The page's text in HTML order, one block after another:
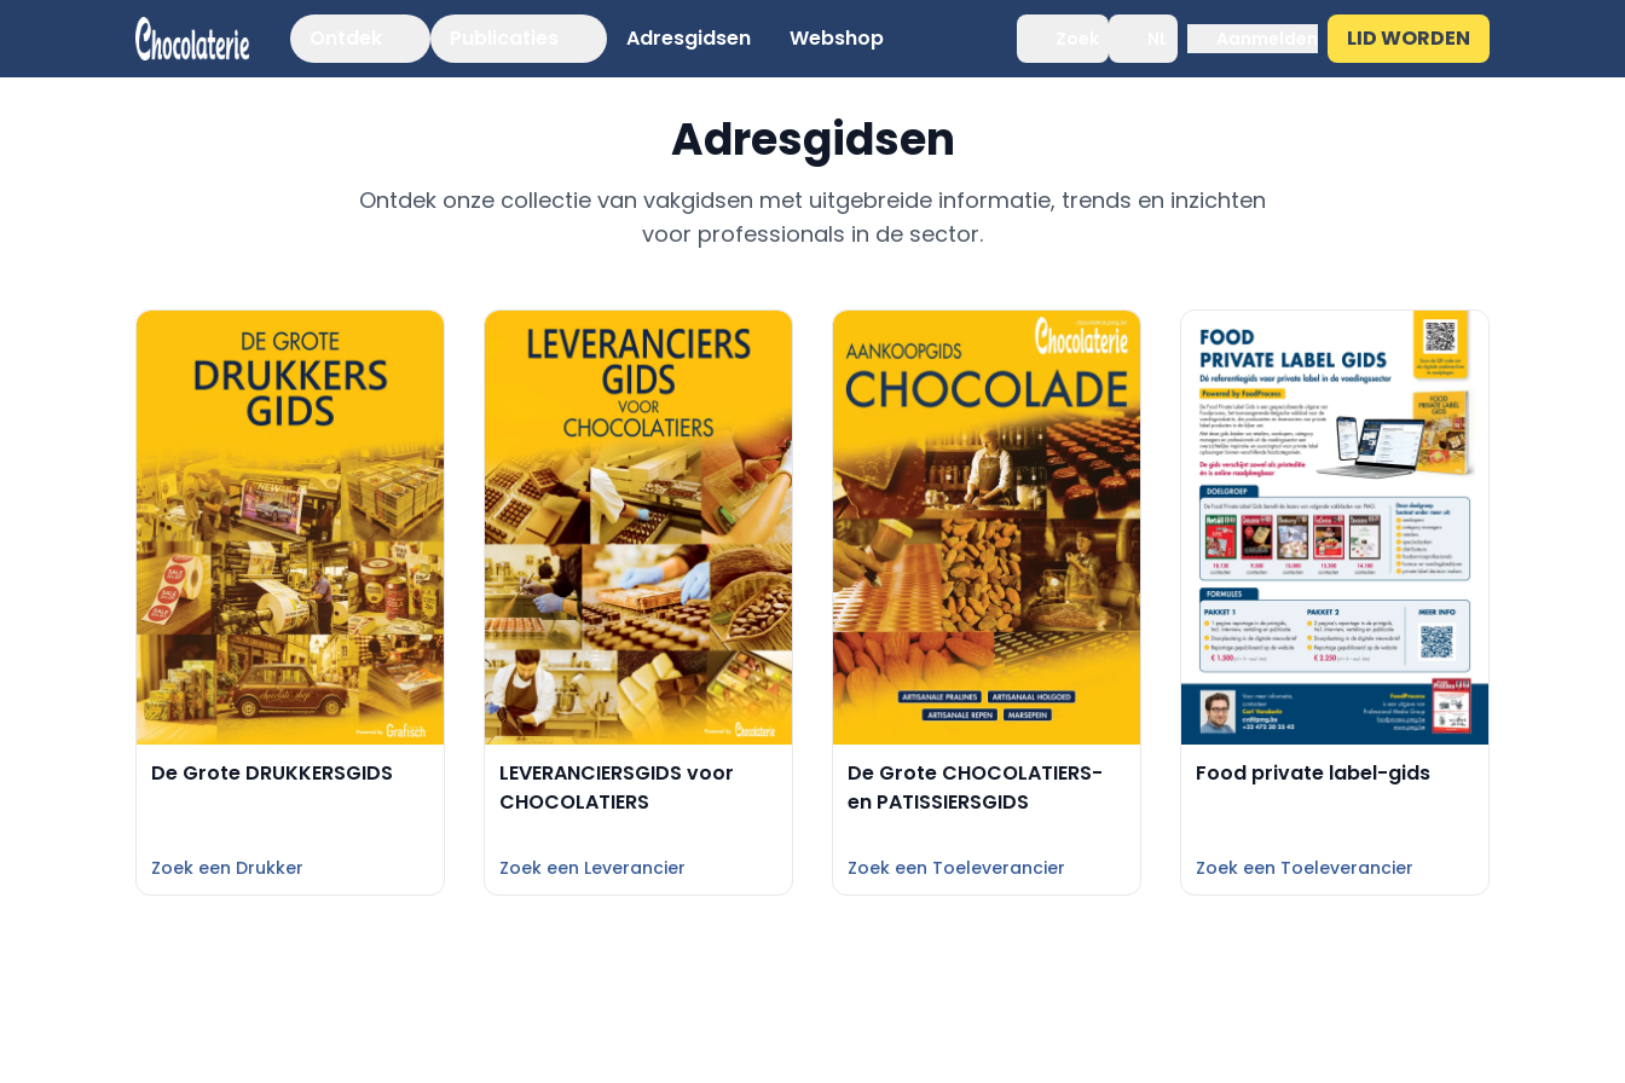
Adresgidsen Webshop LID WORDEN
Adresgidsen
Ontdek onze collectie van vakgidsen met uitgebreide informatie, trends en inzichten
voor professionals in de sector.
De Grote DRUKKERSGIDS
Zoek een Drukker
LEVERANCIERSGIDS voor
CHOCOLATIERS
Zoek een Leverancier
De Grote CHOCOLATIERS-
en PATISSIERSGIDS
Zoek een Toeleverancier
Food private label-gids
Zoek een Toeleverancier